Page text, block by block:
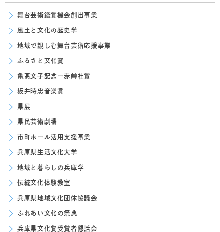
舞台芸術鑑賞機会創出事業
風土と文化の歴史学
地域で親しむ舞台芸術応援事業
ふるさと文化賞
亀高文子記念ー赤艸社賞
坂井時忠音楽賞
県展
県民芸術劇場
市町ホール活用支援事業
兵庫県生活文化大学
地域と暮らしの兵庫学
伝統文化体験教室
兵庫県地域文化団体協議会
ふれあい文化の祭典
兵庫県文化賞受賞者懇話会